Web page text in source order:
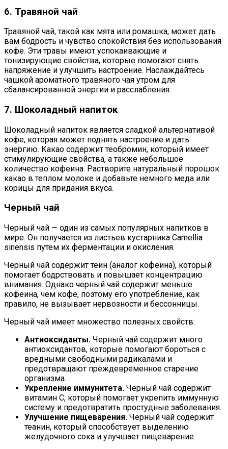
6. Травяной чай
Травяной чай, такой как мята или ромашка, может дать
вам бодрость и чувство спокойствия без использования
кофе. Эти травы имеют успокаивающие и
тонизирующие свойства, которые помогают снять
напряжение и улучшить настроение. Наслаждайтесь
чашкой ароматного травяного чая утром для
сбалансированной энергии и расслабления.
7. Шоколадный напиток
Шоколадный напиток является сладкой альтернативой
кофе, которая может поднять настроение и дать
энергию. Какао содержит теобромин, который имеет
стимулирующие свойства, а также небольшое
количество кофеина. Растворите натуральный порошок
какао в теплом молоке и добавьте немного меда или
корицы для придания вкуса.
Черный чай
Черный чай — один из самых популярных напитков в
мире. Он получается из листьев кустарника Camellia
sinensis путем их ферментации и окисления.
Черный чай содержит теин (аналог кофеина), который
помогает бодрствовать и повышает концентрацию
внимания. Однако черный чай содержит меньше
кофеина, чем кофе, поэтому его употребление, как
правило, не вызывает нервозности и бессонницы.
Черный чай имеет множество полезных свойств:
Антиоксиданты. Черный чай содержит много
антиоксидантов, которые помогают бороться с
вредными свободными радикалами и
предотвращают преждевременное старение
организма.
Укрепление иммунитета. Черный чай содержит
витамин С, который помогает укрепить иммунную
систему и предотвратить простудные заболевания.
Улучшение пищеварения. Черный чай содержит
теанин, который способствует выделению
желудочного сока и улучшает пищеварение.